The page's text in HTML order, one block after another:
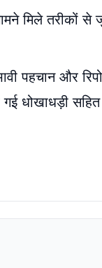
मिले तरीकों से
पहचान और
धोखाधड़ी सहित